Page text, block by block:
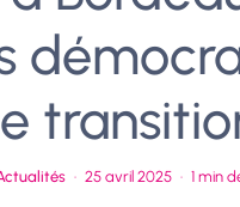
· 25 avril 2025 · 1 min